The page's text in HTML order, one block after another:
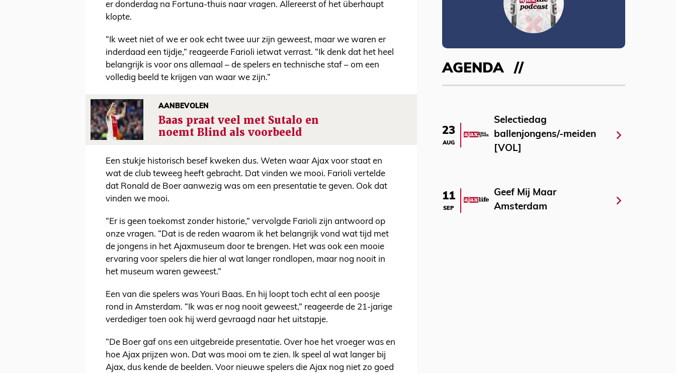
er donderdag na Fortuna-thuis naar vragen. Allereerst of het überhaupt
klopte.
“Ik weet niet of we er ook echt twee uur zijn geweest, maar we waren er
inderdaad een tijdje,” reageerde Farioli ietwat verrast. “Ik denk dat het heel
belangrijk is voor ons allemaal – de spelers en technische staf – om een
volledig beeld te krijgen van waar we zijn.”
AANBEVOLEN
Baas praat veel met Sutalo en
noemt Blind als voorbeeld
Een stukje historisch besef kweken dus. Weten waar Ajax voor staat en
wat de club teweeg heeft gebracht. Dat vinden we mooi. Farioli vertelde
dat Ronald de Boer aanwezig was om een presentatie te geven. Ook dat
vinden we mooi.
“Er is geen toekomst zonder historie,” vervolgde Farioli zijn antwoord op
onze vragen. “Dat is de reden waarom ik het belangrijk vond wat tijd met
de jongens in het Ajaxmuseum door te brengen. Het was ook een mooie
ervaring voor spelers die hier al wat langer rondlopen, maar nog nooit in
het museum waren geweest.”
Een van die spelers was Youri Baas. En hij loopt toch echt al een poosje
rond in Amsterdam. “Ik was er nog nooit geweest,” reageerde de 21-jarige
verdediger toen ook hij werd gevraagd naar het uitstapje.
“De Boer gaf ons een uitgebreide presentatie. Over hoe het vroeger was en
hoe Ajax prijzen won. Dat was mooi om te zien. Ik speel al wat langer bij
Ajax, dus kende de beelden. Voor nieuwe spelers die Ajax nog niet zo goed
AGENDA
23
AUG
Selectiedag
ballenjongens/-meiden
[VOL]
11
SEP
Geef Mij Maar
Amsterdam